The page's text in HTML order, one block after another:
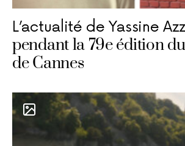
L’actualité de Yassine
pendant la 79e édition
de Cannes